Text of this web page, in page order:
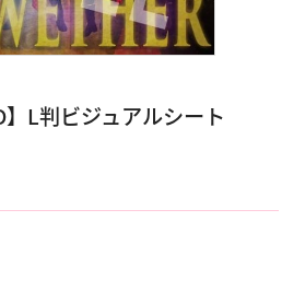
L判ビジュアルシート